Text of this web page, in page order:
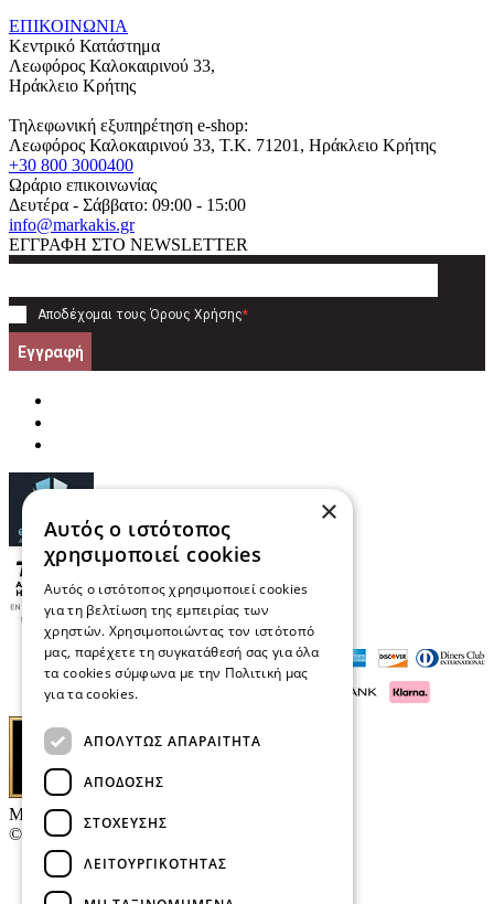
ΕΠΙΚΟΙΝΩΝΙΑ
Κεντρικό Κατάστημα
Λεωφόρος Καλοκαιρινού 33,
Ηράκλειο Κρήτης
Τηλεφωνική εξυπηρέτηση e-shop:
Λεωφόρος Καλοκαιρινού 33, T.K. 71201, Ηράκλειο Κρήτης
+30 800 3000400
Ωράριο επικοινωνίας
Δευτέρα - Σάββατο: 09:00 - 15:00
info@markakis.gr
ΕΓΓΡΑΦΗ ΣΤΟ NEWSLETTER
Αποδέχομαι τους Όρους Χρήσης*
Εγγραφή
Μαρκάκης Οπτικά
© 2026
Επικοινωνία
E-Volution Awards
×
Αυτός ο ιστότοπος
χρησιμοποιεί cookies
Αυτός ο ιστότοπος χρησιμοποιεί cookies
για τη βελτίωση της εμπειρίας των
χρηστών. Χρησιμοποιώντας τον ιστότοπό
μας, παρέχετε τη συγκατάθεσή σας για όλα
τα cookies σύμφωνα με την Πολιτική μας
για τα cookies.
ΑΠΟΛΎΤΩΣ ΑΠΑΡΑΊΤΗΤΑ
ΑΠΌΔΟΣΗΣ
ΣΤΌΧΕΥΣΗΣ
ΛΕΙΤΟΥΡΓΙΚΌΤΗΤΑΣ